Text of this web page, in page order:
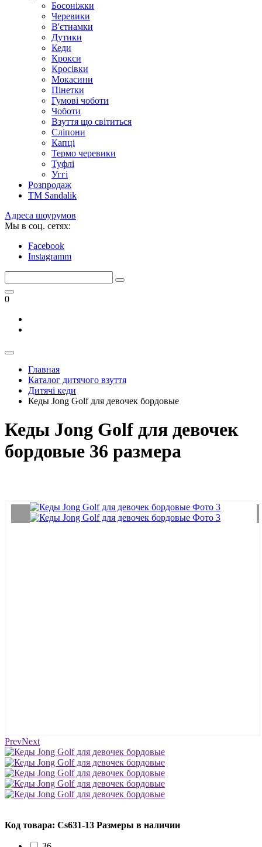
Босоніжки
Черевики
В'єтнамки
Дутики
Кеди
Крокси
Кросівки
Мокасини
Пінетки
Гумові чоботи
Чоботи
Взуття що світиться
Сліпони
Капці
Термо черевики
Туфлі
Уггі
Розпродаж
TM Sandalik
Адреса шоурумов
Мы в соц. сетях:
Facebook
Instagramm
0
Главная
Каталог дитячого взуття
Дитячі кеди
Кеды Jong Golf для девочек бордовые
Кеды Jong Golf для девочек
бордовые 36 размера
PrevNext
Код товара: Cs631-13 Размеры в наличии